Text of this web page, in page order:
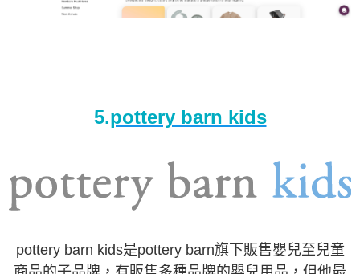
5.pottery barn kids
pottery barn kids是pottery barn旗下販售嬰兒至兒童